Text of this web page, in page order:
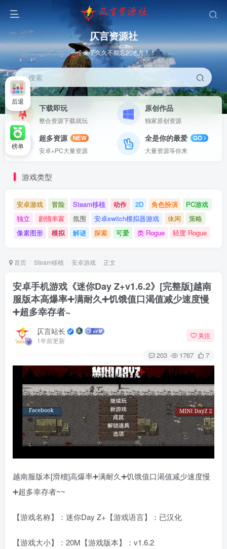
仄言资源社
一个来了久久不能忘的地方！！
搜索
下载即玩
整合资源下载就玩
原创作品
独家原创资源
超多资源
NEW
安卓+PC大量资源
全是你的最爱
GO
大量资源等你来
游戏类型
安卓游戏 冒险 Steam移植 动作 2D 角色扮演
PC游戏
独立
剧情丰富 氛围 安卓switch模拟器游戏 休闲
策略
像素图形
模拟 解谜 探索 可爱 类 Rogue 轻度 Rogue
首页 Steam移植 安卓游戏 正文
安卓手机游戏《迷你Day Z+v1.6.2》[完整版]越南
服版本高爆率➕满耐久➕饥饿值口渴值减少速度慢
➕超多幸存者~
仄言站长
1年前更新
关注
203 1767 7
越南服版本[滑稽]高爆率➕满耐久➕饥饿值口渴值减少速度慢
➕超多幸存者~~
【游戏名称】：迷你Day Z+【游戏语言】：已汉化
【游戏大小】：20M【游戏版本】：v1.6.2
后退
榜单